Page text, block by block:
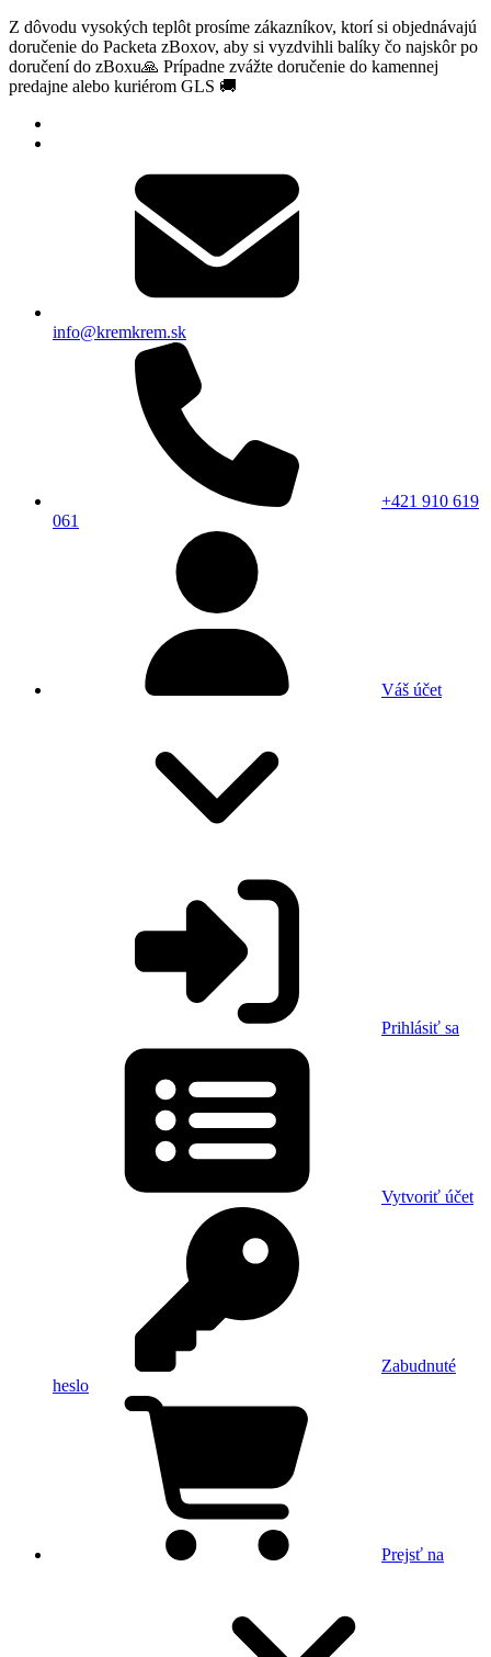
Z dôvodu vysokých teplôt prosíme zákazníkov, ktorí si objednávajú
doručenie do Packeta zBoxov, aby si vyzdvihli balíky čo najskôr po
doručení do zBoxu🙏 Prípadne zvážte doručenie do kamennej
predajne alebo kuriérom GLS 🚚
info@kremkrem.sk
+421 910 619
061
Váš účet
Prihlásiť sa
Vytvoriť účet
Zabudnuté
heslo
Prejsť na